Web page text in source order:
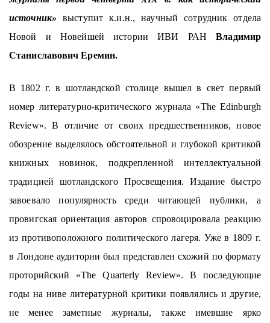
источник» выступит к.и.н., научный сотрудник отдела
Новой и Новейшей истории ИВИ РАН Владимир
Станиславович Еремин.
В 1802 г. в шотландской столице вышел в свет первый
номер литературно-критического журнала «The Edinburgh
Review». В отличие от своих предшественников, новое
обозрение выделялось обстоятельной и глубокой критикой
книжных новинок, подкрепленной интеллектуальной
традицией шотландского Просвещения. Издание быстро
завоевало популярность среди читающей публики, а
провигская ориентация авторов спровоцировала реакцию
из противоположного политического лагеря. Уже в 1809 г.
в Лондоне аудитории был представлен схожий по формату
проторийский «The Quarterly Review». В последующие
годы на ниве литературной критики появлялись и другие,
не менее заметные журналы, также имевшие ярко